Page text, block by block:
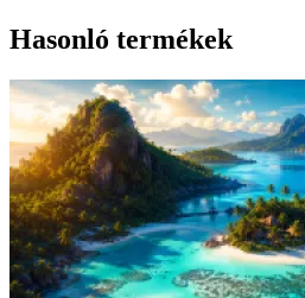
Hasonló termékek